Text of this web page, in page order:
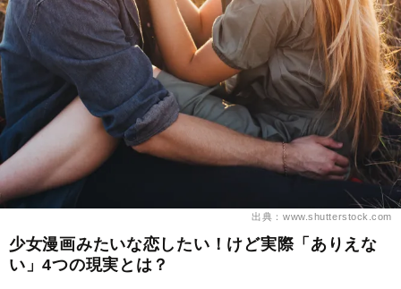
出典：www.shutterstock.com
少女漫画みたいな恋したい！けど実際「ありえな
い」4つの現実とは？